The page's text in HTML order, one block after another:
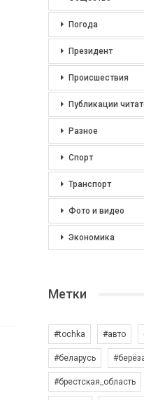
Погода
Президент
Происшествия
Публикации
Разное
Спорт
Транспорт
Фото и видео
Экономика
Метки
#tochka #авто
#беларусь
#брестская_область